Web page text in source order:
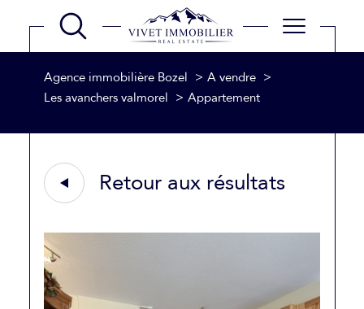
Agence immobilière Bozel
A vendre
Les avanchers valmorel
Appartement
Retour aux résultats